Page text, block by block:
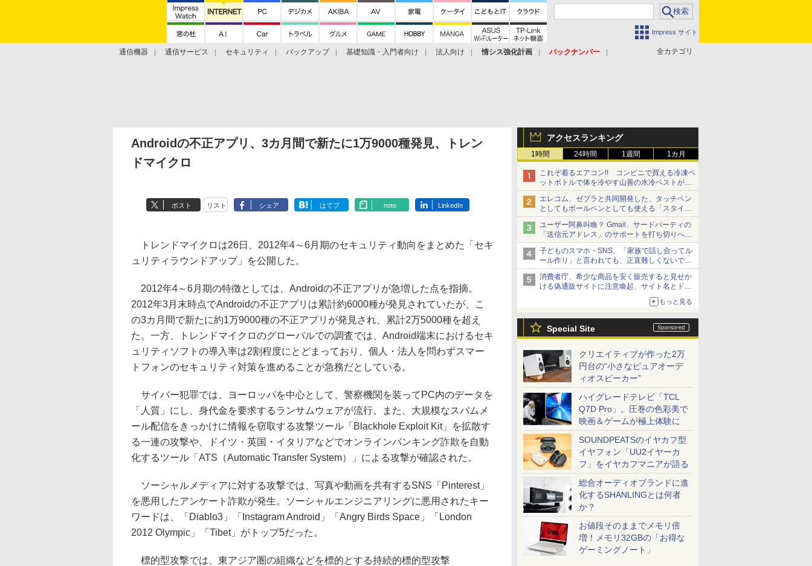
Impress サイト
全カテゴリ
通信機器 通信サービス セキュリティ バックアップ 基礎知識・入門者向け 法人向け 情シス強化計画
バックナンバー
アクセスランキング
1時間 24時間 1週間 1カ月
これぞ着るエアコン!! コンビニで買える冷凍ペ
ットボトルで体を冷やす山善の水冷ベストがロ
ードバイクにちょうどいい【ぼっち・ざ・ろー
ど！その14】【空いた時間でなにしてる？】
エレコム、ゼブラと共同開発した、タッチペン
としてもボールペンとしても使える「スタイラ
スツーウェイ」発売 iPadにも紙にも、持ち替
えずに書き込める
ユーザー阿鼻叫喚？ Gmail、サードパーティの
「送信元アドレス」のサポートを打ち切りへ
【やじうまWatch】
子どものスマホ・SNS、「家族で話し合ってル
ール作り」と言われても、正直難しくないです
か？ 「16歳になった瞬間にSNSデビューする
方が怖い」という上沼紫野弁護士にヒントを聞
く
消費者庁、希少な商品を安く販売すると見せか
ける偽通販サイトに注意喚起、サイト名とドメ
もっと見る
Special Site
クリエイティブが作った2万
円台の“小さなピュアオーデ
ィオスピーカー”
ハイグレードテレビ「TCL
Q7D Pro」。圧巻の色彩美で
映画＆ゲームが極上体験に
SOUNDPEATSのイヤカフ型
イヤフォン「UU2イヤーカ
フ」をイヤカフマニアが語る
総合オーディオブランドに進
化するSHANLINGとは何者
か？
お値段そのままでメモリ倍
増！メモリ32GBの「お得な
ゲーミングノート」
Androidの不正アプリ、3カ月間で新たに1万9000種発見、トレン
ドマイクロ
ポスト リスト シェア はてブ note LinkedIn
トレンドマイクロは26日、2012年4～6月期のセキュリティ動向をまとめた「セキ
ュリティラウンドアップ」を公開した。
2012年4～6月期の特徴としては、Androidの不正アプリが急増した点を指摘。
2012年3月末時点でAndroidの不正アプリは累計約6000種が発見されていたが、こ
の3カ月間で新たに約1万9000種の不正アプリが発見され、累計2万5000種を超え
た。一方、トレンドマイクロのグローバルでの調査では、Android端末におけるセキ
ュリティソフトの導入率は2割程度にとどまっており、個人・法人を問わずスマー
トフォンのセキュリティ対策を進めることが急務だとしている。
サイバー犯罪では、ヨーロッパを中心として、警察機関を装ってPC内のデータを
「人質」にし、身代金を要求するランサムウェアが流行。また、大規模なスパムメ
ール配信をきっかけに情報を窃取する攻撃ツール「Blackhole Exploit Kit」を拡散す
る一連の攻撃や、ドイツ・英国・イタリアなどでオンラインバンキング詐欺を自動
化するツール「ATS（Automatic Transfer System）」による攻撃が確認された。
ソーシャルメディアに対する攻撃では、写真や動画を共有するSNS「Pinterest」
を悪用したアンケート詐欺が発生。ソーシャルエンジニアリングに悪用されたキー
ワードは、「Diablo3」「Instagram Android」「Angry Birds Space」「London
2012 Olympic」「Tibet」がトップ5だった。
標的型攻撃では、東アジア圏の組織などを標的とする持続的標的型攻撃